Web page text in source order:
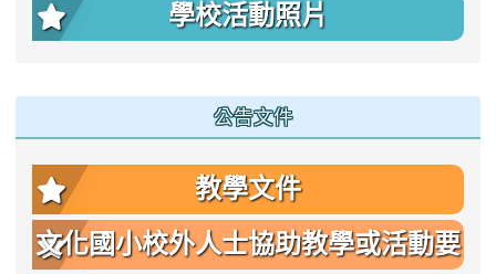
學校活動照片
公告文件
教學文件
文化國小校外人士協助教學或活動要